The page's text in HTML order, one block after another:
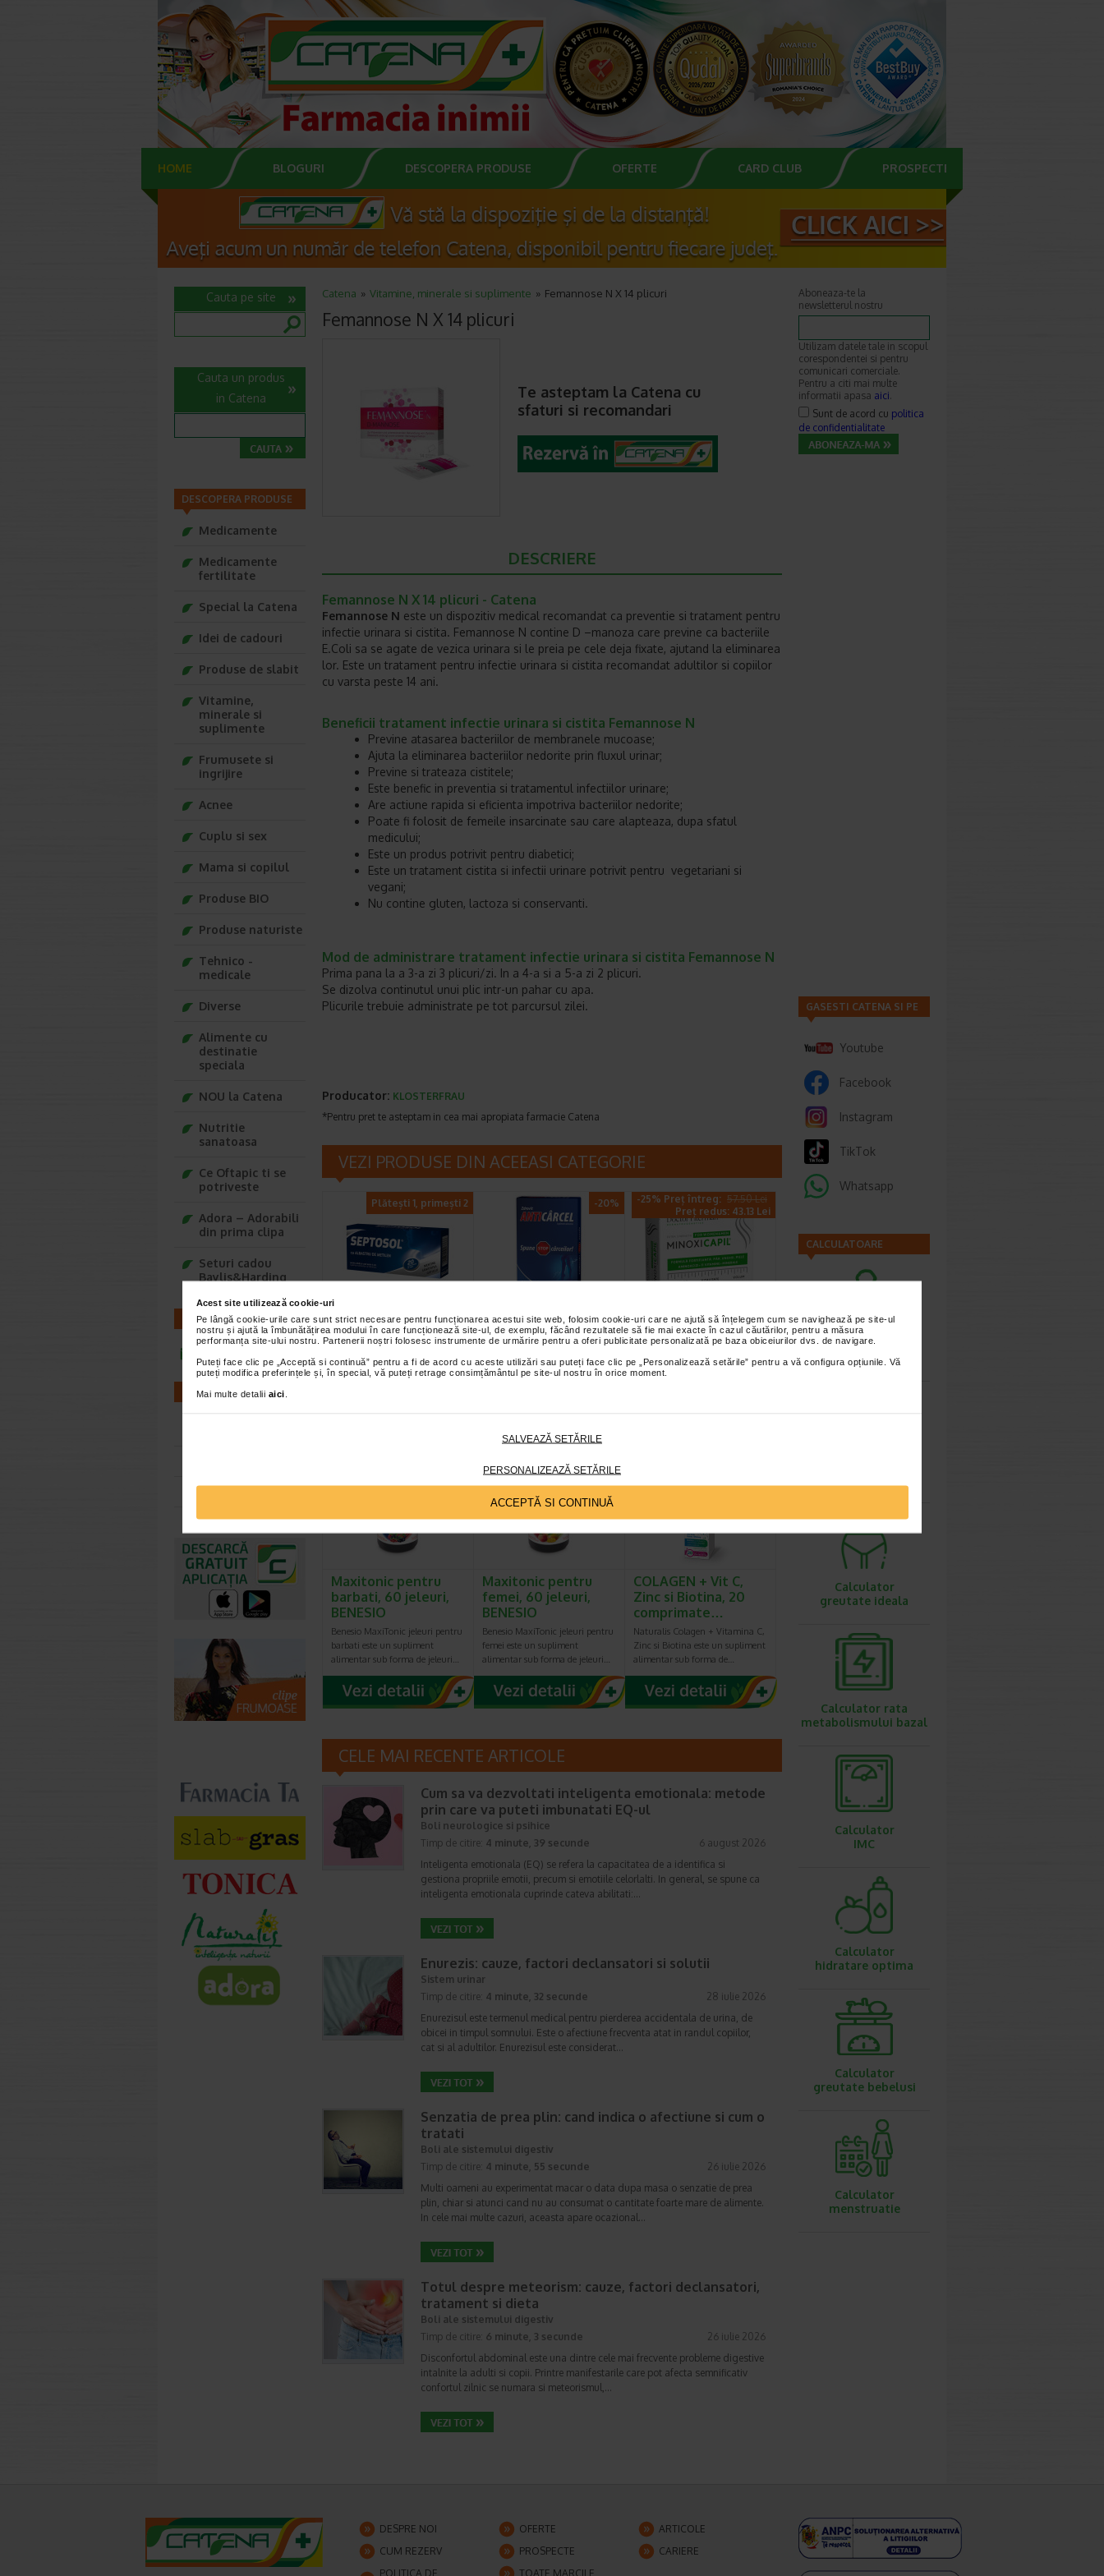
Acest site utilizează cookie-uri
Pe lângă cookie-urile care sunt strict necesare pentru funcționarea acestui site web, folosim cookie-uri care ne ajută să înțelegem cum se navighează pe site-ul
nostru și ajută la îmbunătățirea modului în care funcționează site-ul, de exemplu, făcând rezultatele să fie mai exacte în cazul căutărilor, pentru a măsura
performanța site-ului nostru. Partenerii noștri folosesc instrumente de urmărire pentru a oferi publicitate personalizată pe baza obiceiurilor dvs. de navigare.
Puteți face clic pe „Acceptă si continuă” pentru a fi de acord cu aceste utilizări sau puteți face clic pe „Personalizează setările” pentru a vă configura opțiunile. Vă
puteți modifica preferințele și, în special, vă puteți retrage consimțământul pe site-ul nostru în orice moment.
Mai multe detalii aici
SALVEAZĂ SETĂRILE
PERSONALIZEAZĂ SETĂRILE
ACCEPTĂ SI CONTINUĂ
HOME BLOGURI DESCOPERA PRODUSE OFERTE CARD CLUB PROSPECTE
Catena Vitamine, minerale si suplimente Femannose N X 14 plicuri
Femannose N X 14 plicuri
Te asteptam la Catena cu
sfaturi si recomandari
DESCRIERE
Femannose N X 14 plicuri - Catena
Femannose N este un dispozitiv medical recomandat ca preventie si tratament pentru
infectie urinara si cistita. Femannose N contine D –manoza care previne ca bacteriile
E.Coli sa se agate de vezica urinara si le preia pe cele deja fixate, ajutand la eliminarea
lor. Este un tratament pentru infectie urinara si cistita recomandat adultilor si copiilor
cu varsta peste 14 ani.
Beneficii tratament infectie urinara si cistita Femannose N
Previne atasarea bacteriilor de membranele mucoase;
Ajuta la eliminarea bacteriilor nedorite prin fluxul urinar;
Previne si trateaza cistitele;
Este benefic in preventia si tratamentul infectiilor urinare;
Are actiune rapida si eficienta impotriva bacteriilor nedorite;
Poate fi folosit de femeile insarcinate sau care alapteaza, dupa sfatul
medicului;
Este un produs potrivit pentru diabetici;
Este un tratament cistita si infectii urinare potrivit pentru vegetariani si
vegani;
Nu contine gluten, lactoza si conservanti.
Mod de administrare tratament infectie urinara si cistita Femannose N
Prima pana la a 3-a zi 3 plicuri/zi. In a 4-a si a 5-a zi 2 plicuri.
Se dizolva continutul unui plic intr-un pahar cu apa.
Plicurile trebuie administrate pe tot parcursul zilei.
Producator: KLOSTERFRAU
*Pentru pret te asteptam in cea mai apropiata farmacie Catena
VEZI PRODUSE DIN ACEEASI CATEGORIE
Plătești 1, primești 2
Septosol cu albastru
de metilen, 20
comprimate de…
Septosol cu albastru de metilen
-20%
Anticarcel, 56
comprimate, Zdrovit
Magneziul si vitamina B6
-25% Preț întreg: 57.50 Lei
Preț redus: 43.13 Lei
Minoxicapil, 30
capsule, DOCTOR
Doctor Fiterman
Maxitonic pentru
barbati, 60 jeleuri,
BENESIO
Benesio MaxiTonic jeleuri pentru
barbati este un supliment
alimentar sub forma de jeleuri…
Plătești 2, primești 3
Maxitonic pentru
femei, 60 jeleuri,
BENESIO
Benesio MaxiTonic jeleuri pentru
femei este un supliment
alimentar sub forma de jeleuri…
COLAGEN + Vit C,
Zinc si Biotina, 20
comprimate…
Naturalis Colagen + Vitamina C,
Zinc si Biotina este un supliment
alimentar sub forma de…
CELE MAI RECENTE ARTICOLE
Cum sa va dezvoltati inteligenta emotionala: metode
prin care va puteti imbunatati EQ-ul
Boli neurologice si psihice
Timp de citire: 4 minute, 39 secunde
6 august 2026
Inteligenta emotionala (EQ) se refera la capacitatea de a identifica si
gestiona propriile emotii, precum si emotiile celorlalti. In general, se spune ca
inteligenta emotionala cuprinde cateva abilitati:…
Enurezis: cauze, factori declansatori si solutii
Sistem urinar
Timp de citire: 4 minute, 32 secunde
28 iulie 2026
Enurezisul este termenul medical pentru pierderea accidentala de urina, de
obicei in timpul somnului. Este o afectiune frecventa atat in randul copiilor,
cat si al adultilor. Enurezisul este considerat…
Senzatia de prea plin: cand indica o afectiune si cum o
tratati
Boli ale sistemului digestiv
Timp de citire: 4 minute, 55 secunde
26 iulie 2026
Multi oameni au experimentat macar o data dupa masa o senzatie de prea
plin, chiar si atunci cand nu au consumat o cantitate foarte mare de alimente.
In cele mai multe cazuri, aceasta apare ocazional…
Totul despre meteorism: cauze, factori declansatori,
tratament si dieta
Boli ale sistemului digestiv
Timp de citire: 6 minute, 3 secunde
26 iulie 2026
Disconfortul abdominal este una dintre cele mai frecvente probleme digestive
intalnite la adulti si copii. Printre manifestarile care pot afecta semnificativ
confortul zilnic se numara si meteorismul,…
Cauta pe site
Cauta un produs
in Catena
DESCOPERA PRODUSE
Medicamente
Medicamente
fertilitate
Special la Catena
Idei de cadouri
Produse de slabit
Vitamine,
minerale si
suplimente
Frumusete si
ingrijire
Acnee
Cuplu si sex
Mama si copilul
Produse BIO
Produse naturiste
Tehnico -
medicale
Diverse
Alimente cu
destinatie
speciala
NOU la Catena
Nutritie
sanatoasa
Ce Oftapic ti se
potriveste
Adora – Adorabili
din prima clipa
Seturi cadou
Baylis&Harding
CONTACT
FARMACII
Aboneaza-te la
newsletterul nostru
Utilizam datele tale in scopul
corespondentei si pentru
comunicari comerciale.
Pentru a citi mai multe
informatii apasa aici.
Sunt de acord cu politica
de confidentialitate
GASESTI CATENA SI PE
Youtube
Facebook
Instagram
TikTok
Whatsapp
CALCULATOARE
Calculator
sarcina
Calculator
greutate ideala
Calculator rata
metabolismului bazal
Calculator
IMC
Calculator
hidratare optima
Calculator
greutate bebelusi
Calculator
menstruatie
DESPRE NOI OFERTE
ARTICOLE
CUM REZERV
PROSPECTE
CARIERE
POLITICA DE
TOATE MARCILE